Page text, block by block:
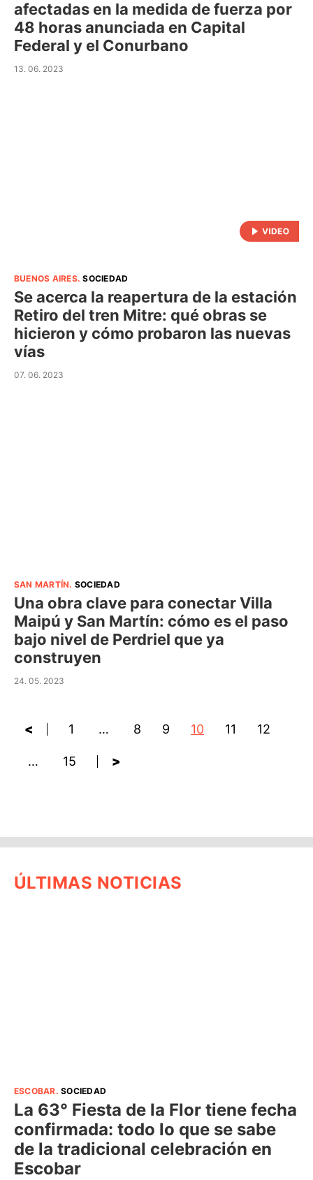
afectadas en la medida de fuerza por
48 horas anunciada en Capital
Federal y el Conurbano
13. 06. 2023
BUENOS AIRES.SOCIEDAD
Se acerca la reapertura de la estación
Retiro del tren Mitre: qué obras se
hicieron y cómo probaron las nuevas
vías
07. 06. 2023
SAN MARTÍN. SOCIEDAD
Una obra clave para conectar Villa
Maipú y San Martín: cómo es el paso
bajo nivel de Perdriel que ya
construyen
24. 05. 2023
< 1 … 8 9 10 11 12
… 15 >
ÚLTIMAS NOTICIAS
ESCOBAR.SOCIEDAD
La 63° Fiesta de la Flor tiene fecha
confirmada: todo lo que se sabe
de la tradicional celebración en
Escobar